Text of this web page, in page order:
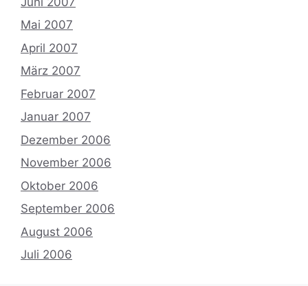
Mai 2007
April 2007
März 2007
Februar 2007
Januar 2007
Dezember 2006
November 2006
Oktober 2006
September 2006
August 2006
Juli 2006